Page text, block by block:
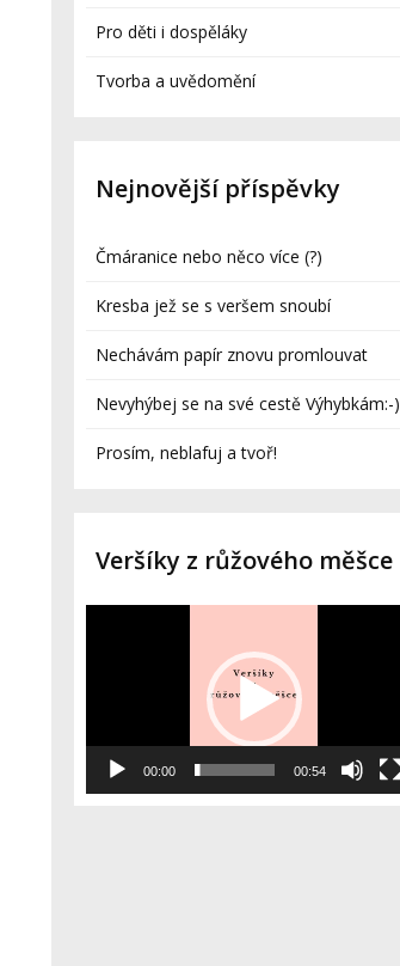
Pro děti i dospěláky
Tvorba a uvědomění
Nejnovější příspěvky
Čmáranice nebo něco více (?)
Kresba jež se s veršem snoubí
Nechávám papír znovu promlouvat
Nevyhýbej se na své cestě Výhybkám:-)
Prosím, neblafuj a tvoř!
Veršíky z růžového měšce
00:00 00:54